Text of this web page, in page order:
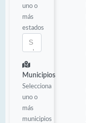
uno o
más
estados
Municipios
Selecciona
uno o
más
municipios